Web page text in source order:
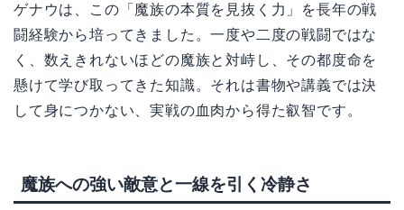
ゲナウは、この「魔族の本質を見抜く力」を長年の戦
闘経験から培ってきました。一度や二度の戦闘ではな
く、数えきれないほどの魔族と対峙し、その都度命を
懸けて学び取ってきた知識。それは書物や講義では決
して身につかない、実戦の血肉から得た叡智です。
魔族への強い敵意と一線を引く冷静さ